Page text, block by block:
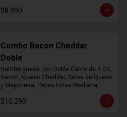
$8.990
Combo Bacon Cheddar
Doble
Hamburguesa con Doble Carne de 4 Oz,
Bacon, Queso Cheddar, Salsa de Queso
y Mayonesa, Papas Fritas Mediana,
$10.290